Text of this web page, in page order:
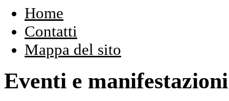
Home
Contatti
Mappa del sito
Eventi e manifestazioni